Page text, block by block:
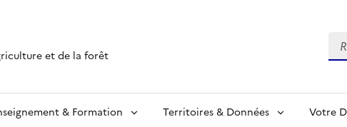
et de la forêt
& Formation Territoires & Données Votre